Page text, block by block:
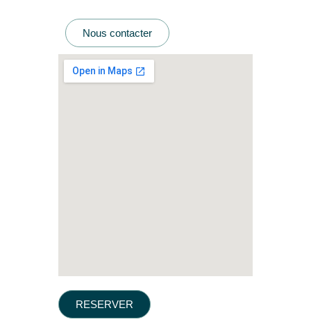
Nous contacter
RESERVER